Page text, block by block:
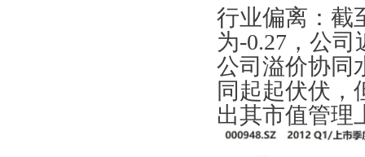
行业偏离：截
为-0.27，公
公司溢价协同
同起起伏伏，
出其市值管理